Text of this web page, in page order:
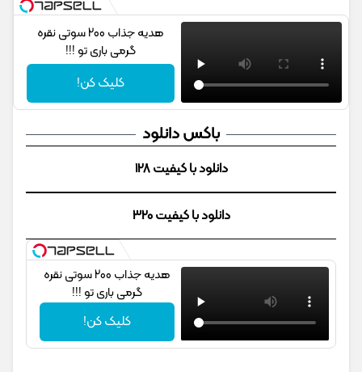
هدیه جذاب 200 سوتی نقره
گرمی باری تو !!!
کلیک کن!
باکس دانلود
دانلود با کیفیت 128
دانلود با کیفیت 320
هدیه جذاب 200 سوتی نقره
گرمی باری تو !!!
کلیک کن!